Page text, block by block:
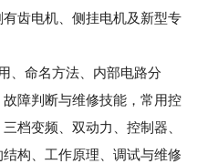
齿电机、侧挂电机及新型专
、命名方法、内部电路分
障判断与维修技能，常用控
档变频、双动力、控制器、
构、工作原理、调试与维修